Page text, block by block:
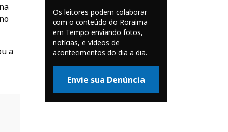
a
Os leitores podem colaborar
com o conteúdo do Roraima
em Tempo enviando fotos,
notícias, e vídeos de
acontecimentos do dia a dia.
Envie sua Denúncia